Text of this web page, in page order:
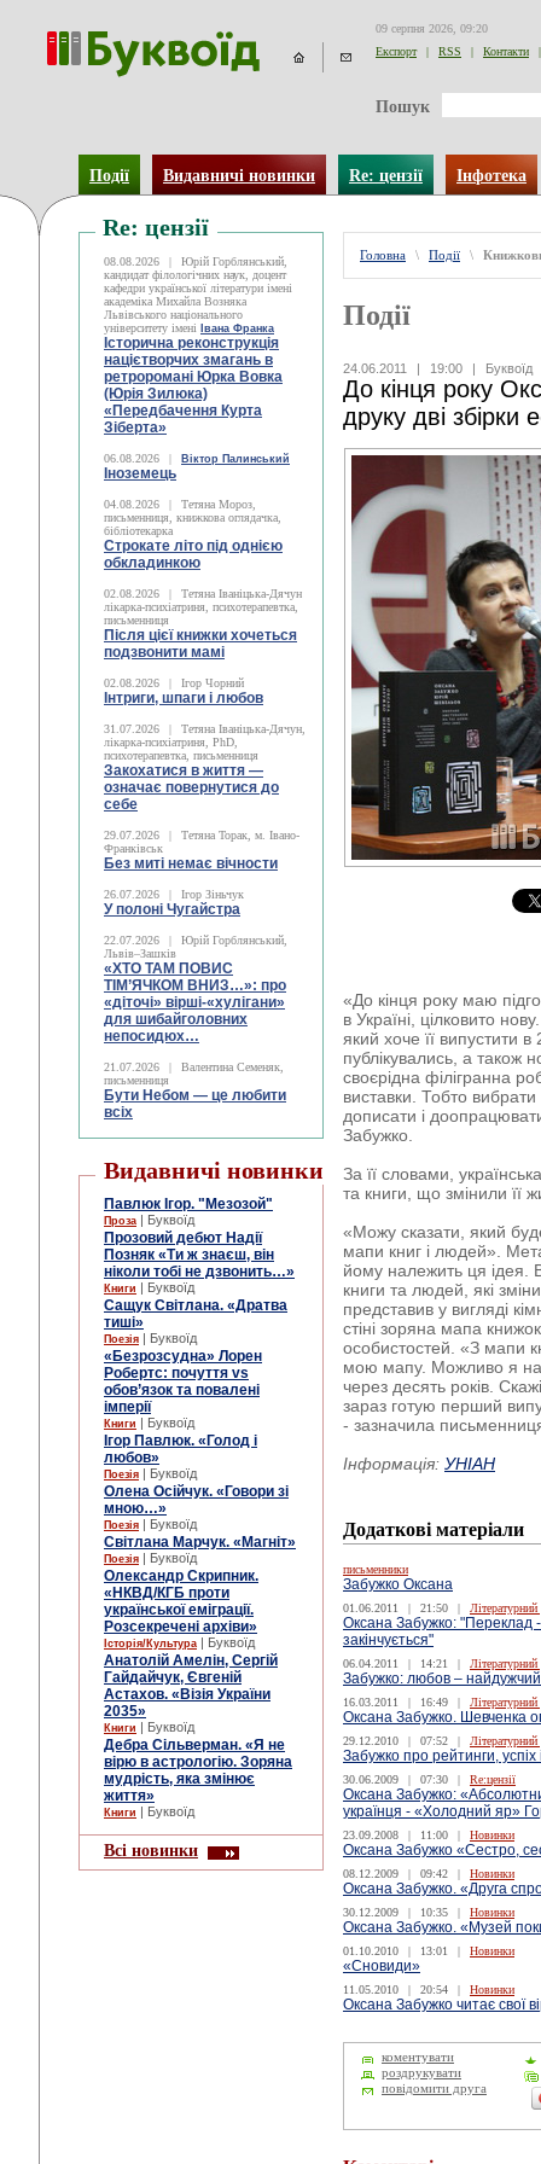
09 серпня 2026, 09:20
Експорт
| RSS | Контакти |
Пошук
Події Видавничі новинки Re: цензії Інфотека
Re: цензії
08.08.2026 |
Юрій Горблянський,
кандидат філологічних наук, доцент
кафедри української літератури імені
академіка Михайла Возняка
Львівського національного
університету імені
Івана Франка
Історична реконструкція
націєтворчих змагань в
ретроромані Юрка Вовка
(Юрія Зилюка)
«Передбачення Курта
Зіберта»
06.08.2026 | Віктор Палинський
Іноземець
04.08.2026 |
Тетяна Мороз,
письменниця, книжкова оглядачка,
бібліотекарка
Строкате літо під однією
обкладинкою
02.08.2026 |
Тетяна Іваніцька-Дячун
лікарка-психіатриня, психотерапевтка,
письменниця
Після цієї книжки хочеться
подзвонити мамі
02.08.2026 | Ігор Чорний
Інтриги, шпаги і любов
31.07.2026 |
Тетяна Іваніцька-Дячун,
лікарка-психіатриня, PhD,
психотерапевтка, письменниця
Закохатися в життя —
означає повернутися до
себе
29.07.2026 |
Тетяна Торак, м. Івано-
Франківськ
Без миті немає вічности
26.07.2026 | Ігор Зіньчук
У полоні Чугайстра
22.07.2026 |
Юрій Горблянський,
Львів–Зашків
«ХТО ТАМ ПОВИС
ТІМ’ЯЧКОМ ВНИЗ…»: про
«діточі» вірші-«хулігани»
для шибайголовних
непосидюх…
21.07.2026 |
Валентина Семеняк,
письменниця
Бути Небом ― це любити
всіх
Видавничі новинки
Павлюк Ігор. "Мезозой"
Проза | Буквоїд
Прозовий дебют Надії
Позняк «Ти ж знаєш, він
ніколи тобі не дзвонить…»
Книги | Буквоїд
Сащук Світлана. «Дратва
тиші»
Поезія | Буквоїд
«Безрозсудна» Лорен
Робертс: почуття vs
обов’язок та повалені
імперії
Книги | Буквоїд
Ігор Павлюк. «Голод і
любов»
Поезія | Буквоїд
Олена Осійчук. «Говори зі
мною…»
Поезія | Буквоїд
Світлана Марчук. «Магніт»
Поезія | Буквоїд
Олександр Скрипник.
«НКВД/КГБ проти
української еміграції.
Розсекречені архіви»
Історія/Культура | Буквоїд
Анатолій Амелін, Сергій
Гайдайчук, Євгеній
Астахов. «Візія України
2035»
Книги | Буквоїд
Дебра Сільверман. «Я не
вірю в астрологію. Зоряна
мудрість, яка змінює
життя»
Книги | Буквоїд
Всі новинки
Головна \ Події \
Події
24.06.2011 | 19:00 | Буквоїд
До кінця року
друку дві збірки
«До кінця року маю
в Україні, цілковито
який хоче її випустити в
публікувались, а також
своєрідна філігранна
виставки. Тобто
дописати і
Забужко.
За її словами,
та книги, що змінили її
«Можу сказати, який
мапи книг і людей».
йому належить ця ідея.
книги та людей, які
представив у вигляді
стіні зоряна мапа
особистостей. «З мапи
мою мапу. Можливо я
через десять років.
зараз готую перший
- зазначила
Інформація: УНІАН
Додаткові матеріали
письменники
Забужко Оксана
01.06.2011 | 21:50 |
Оксана Забужко: "Переклад
закінчується"
06.04.2011 | 14:21 |
Забужко: любов –
16.03.2011 | 16:49 |
Оксана Забужко. Шевченка
29.12.2010 | 07:52 |
Забужко про рейтинги, успіх
30.06.2009 | 07:30 | Re:цензії
Оксана Забужко:
українця - «Холодний яр»
23.09.2008 | 11:00 | Новинки
Оксана Забужко «Сестро,
08.12.2009 | 09:42 | Новинки
Оксана Забужко. «Друга
30.12.2009 | 10:35 | Новинки
Оксана Забужко. «Музей
01.10.2010 | 13:01 | Новинки
«Сновиди»
11.05.2010 | 20:54 | Новинки
Оксана Забужко читає свої
коментувати
роздрукувати
повідомити друга